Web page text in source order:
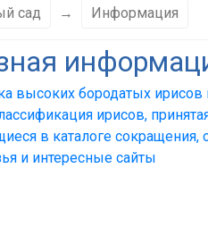
сад → Информация
высоких бородатых
ирисов,
в каталоге сокращения,
и интересные сайты